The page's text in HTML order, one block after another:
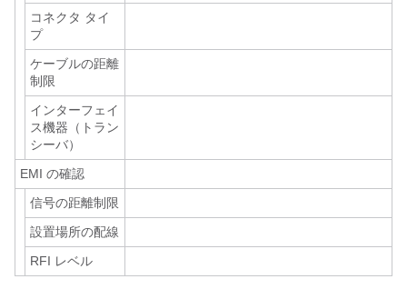
コネクタ タイ
プ
ケーブルの距離
制限
インターフェイ
ス機器（トラン
シーバ）
EMI の確認
信号の距離制限
設置場所の配線
RFI レベル